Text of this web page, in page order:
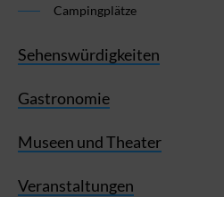
Campingplätze
Sehenswürdigkeiten
Gastronomie
Museen und Theater
Veranstaltungen